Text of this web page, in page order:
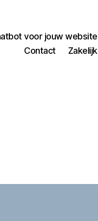
voor jouw website
Contact
Zakelijk